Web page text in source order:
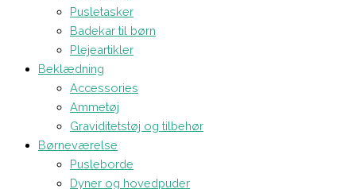
Pusletasker
Badekar til børn
Plejeartikler
Beklædning
Accessories
Ammetøj
Graviditetstøj og tilbehør
Børneværelse
Pusleborde
Dyner og hovedpuder